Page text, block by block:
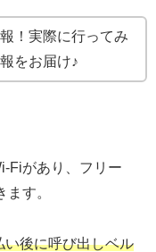
！実際に行ってみ
をお届け♪
Fiがあり、フリー
す。
い後に呼び出しベル